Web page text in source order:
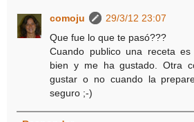
comoju
29/3/12 23:07
Que fue lo que te pasó???
Cuando publico una receta
bien y me ha gustado. Otra
gustar o no cuando la
seguro ;-)